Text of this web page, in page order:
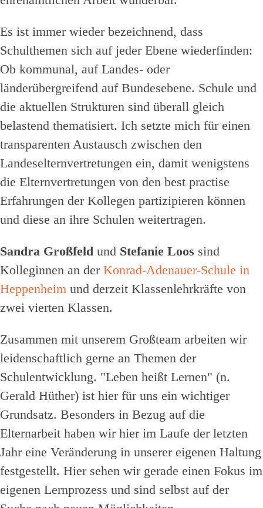
Es ist immer wieder bezeichnend, dass
Schulthemen sich auf jeder Ebene wiederfinden:
Ob kommunal, auf Landes- oder
länderübergreifend auf Bundesebene. Schule und
die aktuellen Strukturen sind überall gleich
belastend thematisiert. Ich setzte mich für einen
transparenten Austausch zwischen den
Landeselternvertretungen ein, damit wenigstens
die Elternvertretungen von den best practise
Erfahrungen der Kollegen partizipieren können
und diese an ihre Schulen weitertragen.
Sandra Großfeld und Stefanie Loos sind
Kolleginnen an der Konrad-Adenauer-Schule in
Heppenheim und derzeit Klassenlehrkräfte von
zwei vierten Klassen.
Zusammen mit unserem Großteam arbeiten wir
leidenschaftlich gerne an Themen der
Schulentwicklung. "Leben heißt Lernen" (n.
Gerald Hüther) ist hier für uns ein wichtiger
Grundsatz. Besonders in Bezug auf die
Elternarbeit haben wir hier im Laufe der letzten
Jahr eine Veränderung in unserer eigenen Haltung
festgestellt. Hier sehen wir gerade einen Fokus im
eigenen Lernprozess und sind selbst auf der